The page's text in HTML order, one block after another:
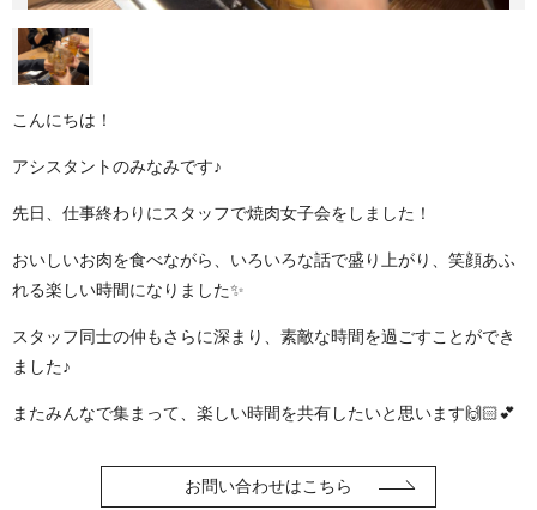
こんにちは！
アシスタントのみなみです♪
先日、仕事終わりにスタッフで焼肉女子会をしました！
おいしいお肉を食べながら、いろいろな話で盛り上がり、笑顔あふ
れる楽しい時間になりました✨
スタッフ同士の仲もさらに深まり、素敵な時間を過ごすことができ
ました♪
またみんなで集まって、楽しい時間を共有したいと思います🙌🏻‪💕︎︎
お問い合わせはこちら